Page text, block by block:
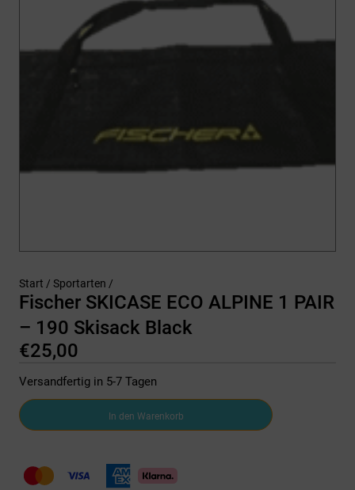
Start / Sportarten /
Fischer SKICASE ECO ALPINE 1 PAIR
– 190 Skisack Black
€25,00
Versandfertig in 5-7 Tagen
Fischer
SKICASE
ECO
PAIR
In den Warenkorb